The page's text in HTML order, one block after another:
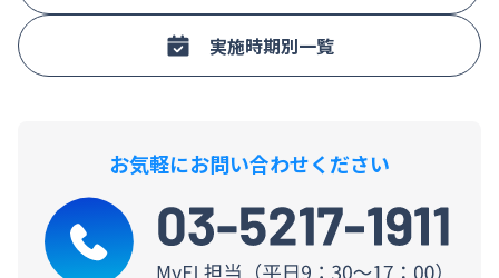
実施時期別一覧
お気軽にお問い合わせください